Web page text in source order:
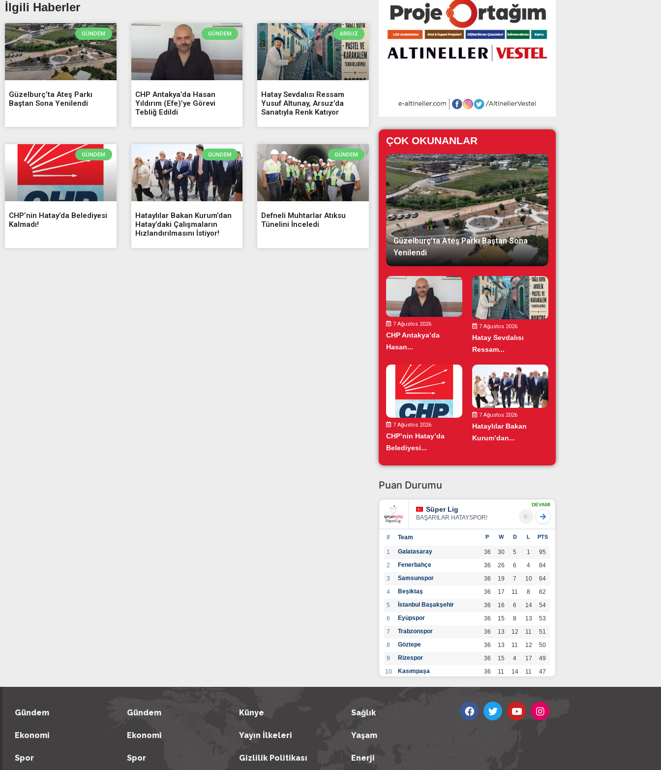
İlgili Haberler
GÜNDEM
Güzelburç’ta Ateş Parkı
Baştan Sona Yenilendi
GÜNDEM
CHP Antakya’da Hasan
Yıldırım (Efe)’ye Görevi
Tebliğ Edildi
ARSUZ
Hatay Sevdalısı Ressam
Yusuf Altunay, Arsuz’da
Sanatıyla Renk Katıyor
GÜNDEM
CHP’nin Hatay’da Belediyesi
Kalmadı!
GÜNDEM
Hataylılar Bakan Kurum’dan
Hatay’daki Çalışmaların
Hızlandırılmasını İstiyor!
GÜNDEM
Defneli Muhtarlar Atıksu
Tünelini İnceledi
ÇOK OKUNANLAR
Güzelburç’ta Ateş Parkı Baştan Sona
Yenilendi
7 Ağustos 2026
CHP Antakya’da
Hasan...
7 Ağustos 2026
Hatay Sevdalısı
Ressam...
7 Ağustos 2026
CHP’nin Hatay’da
Belediyesi...
7 Ağustos 2026
Hataylılar Bakan
Kurum’dan...
Puan Durumu
Süper Lig
BAŞARILAR HATAYSPOR!
DEVAMI
# Team P W D L PTS
1 Galatasaray 36 30 5 1
95
2
Fenerbahçe 36 26 6 4
84
3
Samsunspor 36 19 7 10
64
4
Beşiktaş 36 17 11 8
62
5
İstanbul Başakşehir 36 16 6 14
54
6
Eyüpspor 36 15 8 13
53
7
Trabzonspor 36 13 12 11
51
8
Göztepe 36 13 11 12
50
9
Rizespor 36 15 4 17
49
10
Kasımpaşa 36 11 14 11
47
36 12 9 15
45
Gündem
Ekonomi
Spor
Gündem
Ekonomi
Spor
Künye
Yayın İlkeleri
Gizlilik Politikası
Sağlık
Yaşam
Enerji